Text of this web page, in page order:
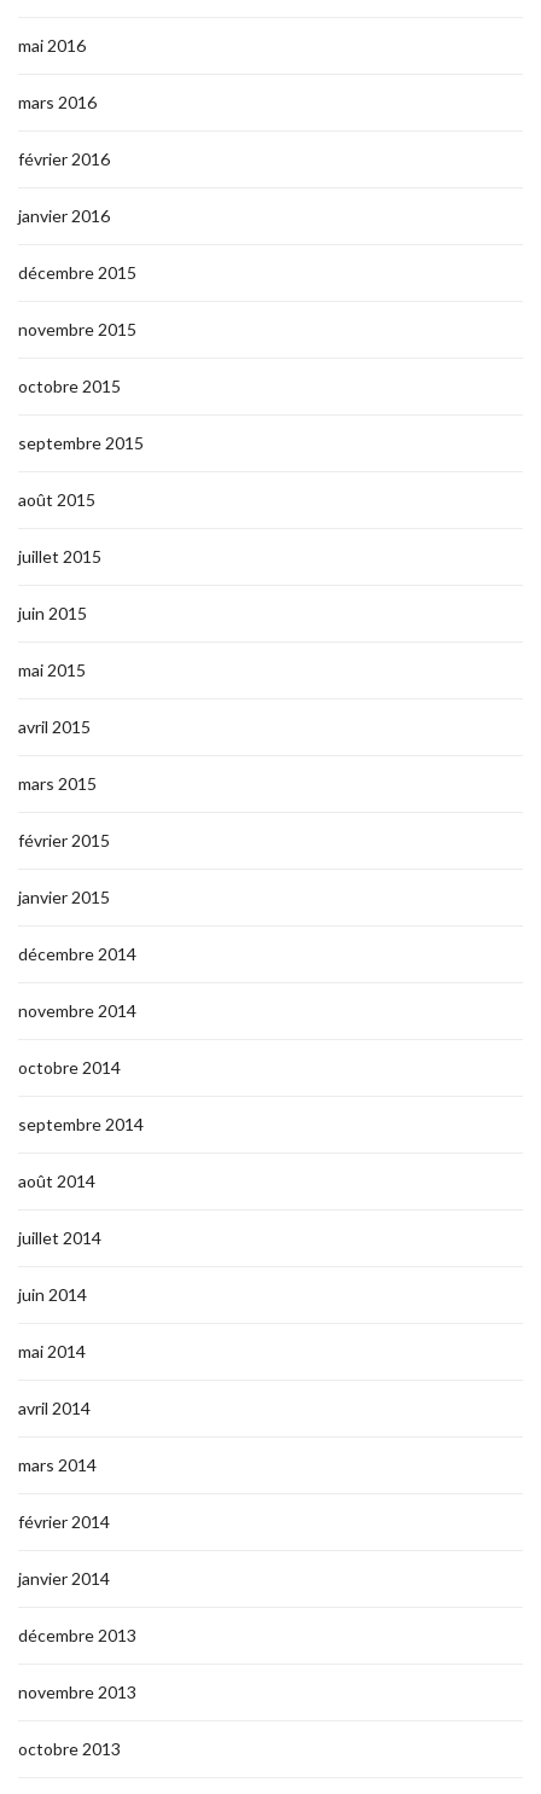
mai 2016
mars 2016
février 2016
janvier 2016
décembre 2015
novembre 2015
octobre 2015
septembre 2015
août 2015
juillet 2015
juin 2015
mai 2015
avril 2015
mars 2015
février 2015
janvier 2015
décembre 2014
novembre 2014
octobre 2014
septembre 2014
août 2014
juillet 2014
juin 2014
mai 2014
avril 2014
mars 2014
février 2014
janvier 2014
décembre 2013
novembre 2013
octobre 2013